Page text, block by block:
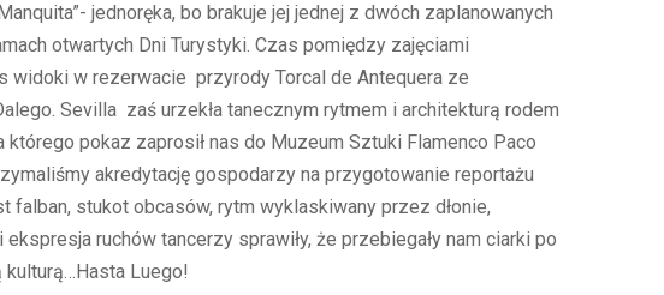
jednoręka, bo brakuje jej jednej z dwóch zaplanowanych
otwartych Dni Turystyki. Czas pomiędzy zajęciami
widoki w rezerwacie przyrody Torcal de Antequera ze
Sevilla zaś urzekła tanecznym rytmem i architekturą rodem
pokaz zaprosił nas do Muzeum Sztuki Flamenco Paco
akredytację gospodarzy na przygotowanie reportażu
stukot obcasów, rytm wyklaskiwany przez dłonie,
ruchów tancerzy sprawiły, że przebiegały nam ciarki po
Luego!